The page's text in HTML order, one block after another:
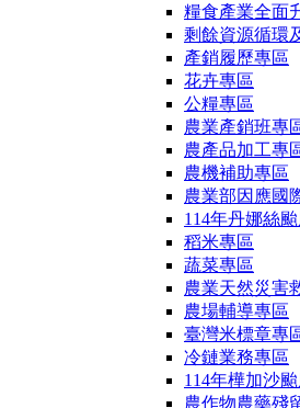
糧食產業全面
剩餘資源循環
產銷履歷專區
花卉專區
公糧專區
農業產銷班專
農產品加工專
農機補助專區
農業部因應國
114年丹娜絲
稻米專區
蔬菜專區
農業天然災害
農場輔導專區
臺灣米標章專
冷鏈業務專區
114年樺加沙
農作物農藥殘